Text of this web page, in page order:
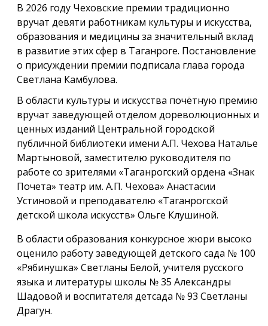
В 2026 году Чеховские премии традиционно
вручат девяти работникам культуры и искусства,
образования и медицины за значительный вклад
в развитие этих сфер в Таганроге. Постановление
о присуждении премии подписала глава города
Светлана Камбулова.
В области культуры и искусства почётную премию
вручат заведующей отделом дореволюционных и
ценных изданий Центральной городской
публичной библиотеки имени А.П. Чехова Наталье
Мартыновой, заместителю руководителя по
работе со зрителями «Таганрогский ордена «Знак
Почета» театр им. А.П. Чехова» Анастасии
Устиновой и преподавателю «Таганрогской
детской школа искусств» Ольге Клушиной.
В области образования конкурсное жюри высоко
оценило работу заведующей детского сада № 100
«Рябинушка» Светланы Белой, учителя русского
языка и литературы школы № 35 Александры
Шадовой и воспитателя детсада № 93 Светланы
Драгун.